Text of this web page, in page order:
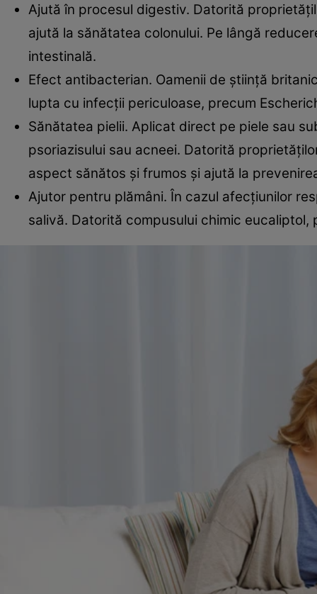
Ajută în procesul digestiv. Datorită
ajută la sănătatea colonului. Pe lângă
intestinală.
Efect antibacterian. Oamenii de ştiinţă
lupta cu infecţii periculoase, precum
Sănătatea pielii. Aplicat direct pe piele sau
psoriazisului sau acneei. Datorită
aspect sănătos şi frumos şi ajută la
Ajutor pentru plămâni. În cazul afecţiunilor
salivă. Datorită compusului chimic